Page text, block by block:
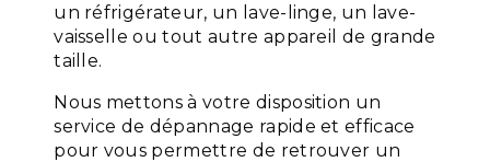
un réfrigérateur, un lave-linge, un lave-
vaisselle ou tout autre appareil de grande
taille.
Nous mettons à votre disposition un
service de dépannage rapide et efficace
pour vous permettre de retrouver un